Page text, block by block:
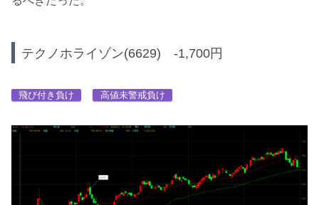
テクノホライゾン(6629) -1,700円
飛び付き負け 高値未警戒負け